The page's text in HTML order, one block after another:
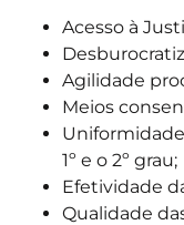
Acesso à
Agilidade
Meios
1º e o 2º grau;
Efetividade
Qualidade